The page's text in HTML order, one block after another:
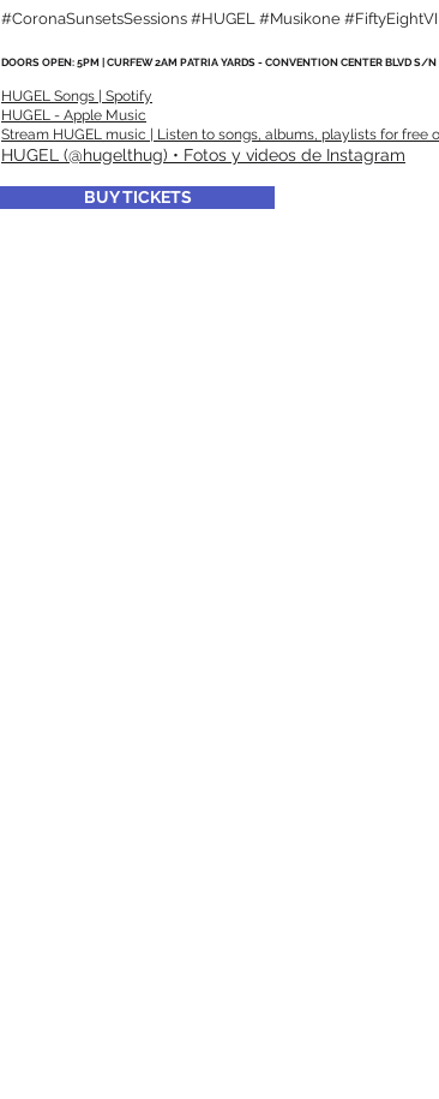
#CoronaSunsetsSessions #HUGEL #Musikone
DOORS OPEN: 5PM | CURFEW 2AM PATRIA YARDS - CONVENTION CENTER BLVD S/
HUGEL Songs | Spotify
‎HUGEL - Apple Music
Stream HUGEL music | Listen to songs, albums, playlists for free
HUGEL (@hugelthug) • Fotos y videos de Instagram
BUY TICKETS